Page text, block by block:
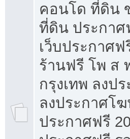
คอนโด ที่ดิน
ที่ดิน ประกา
เว็บประกาศ
ร้านฟรี โพ ส
กรุงเทพ ลงป
ลงประกาศโ
ประกาศฟรี